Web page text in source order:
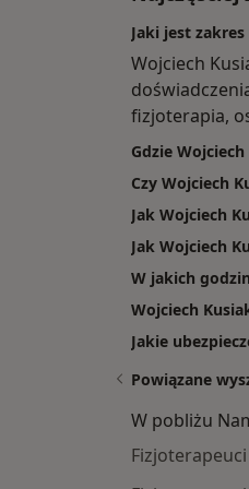
Jaki jest
Wojciech
fizjoterapia,
Gdzie
Czy Wojciech
Jak Wojciech
Jak Wojciech
W jakich
Wojciech
Jakie
Powiązane
W pobliżu